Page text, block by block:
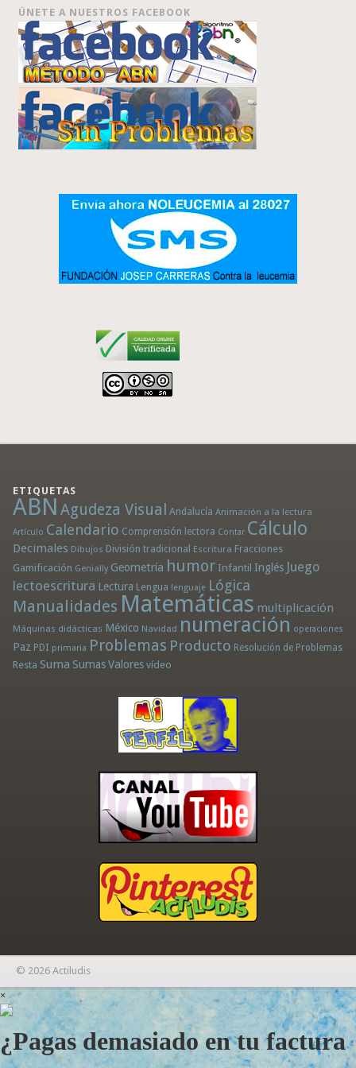
ÚNETE A NUESTROS FACEBOOK
ETIQUETAS
ABN Agudeza Visual Andalucía Animación a la lectura
Artículo Calendario Comprensión lectora Contar Cálculo
Decimales Dibujos División tradicional Escritura Fracciones
Gamificación Genially Geometría humor Infantil Inglés Juego
lectoescritura Lectura Lengua lenguaje Lógica
Manualidades Matemáticas multiplicación
Máquinas didácticas México Navidad numeración operaciones
Paz PDI primaria Problemas Producto Resolución de Problemas
Resta Suma Sumas Valores vídeo
© 2026 Actiludis
×
¿Pagas demasiado en tu factura